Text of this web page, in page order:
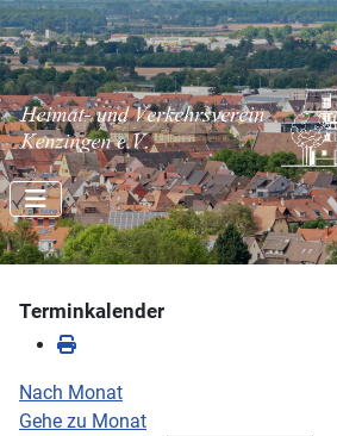
Terminkalender
Nach Monat
Gehe zu Monat